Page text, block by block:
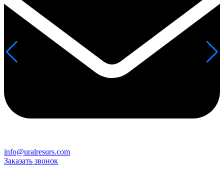
info@uralresurs.com
Заказать звонок